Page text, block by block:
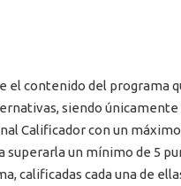
el contenido del programa
siendo únicamente
Calificador con un
un mínimo de 5
calificadas cada una de